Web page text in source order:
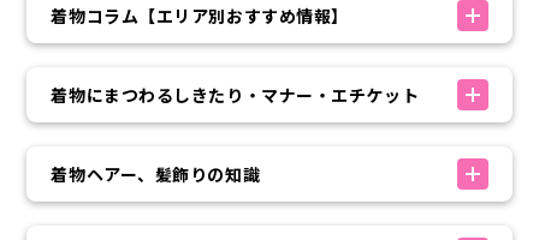
着物コラム【エリア別おすすめ情報】
着物にまつわるしきたり・マナー・エチケット
着物ヘアー、髪飾りの知識